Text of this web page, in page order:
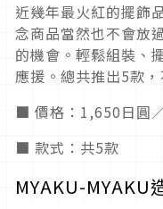
近幾年最火紅的擺飾
念商品當然也不會放
的機會。輕鬆組裝、
應援。總共推出5款
■ 價格：1,650日圓／
■ 款式：共5款
MYAKU-MYAKU